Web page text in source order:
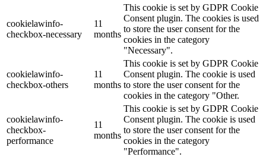
cookielawinfo-
checkbox-necessary
11
months
This cookie is set by GDPR Cookie
Consent plugin. The cookies is used
to store the user consent for the
cookies in the category
"Necessary".
cookielawinfo-
checkbox-others
11
months
This cookie is set by GDPR Cookie
Consent plugin. The cookie is used
to store the user consent for the
cookies in the category "Other.
cookielawinfo-
checkbox-
performance
11
months
This cookie is set by GDPR Cookie
Consent plugin. The cookie is used
to store the user consent for the
cookies in the category
"Performance".